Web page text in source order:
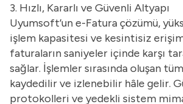
3. Hızlı, Kararlı ve Güvenli Altyapı
Uyumsoft’un e-Fatura çözümü,
işlem kapasitesi ve kesintisiz erişim
faturaların saniyeler içinde karşı
sağlar. İşlemler sırasında oluşan
kaydedilir ve izlenebilir hâle gelir.
protokolleri ve yedekli sistem